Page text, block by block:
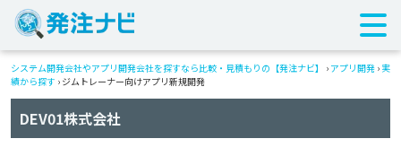
システム開発会社やアプリ開発会社を探すなら比較・見積もりの【発注ナビ】 › アプリ開発 › 実
績から探す › ジムトレーナー向けアプリ新規開発
DEV01株式会社